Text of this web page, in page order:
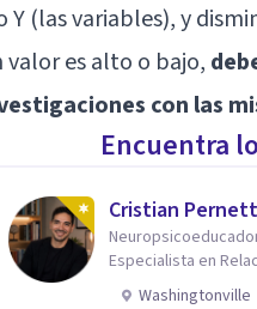
Y (las variables), y
valor es alto o bajo,
con las
Encuentra
Cristian
Especialista en
Humanas | Coach
Washingtonville